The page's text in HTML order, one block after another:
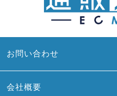
お問い合わせ
会社概要